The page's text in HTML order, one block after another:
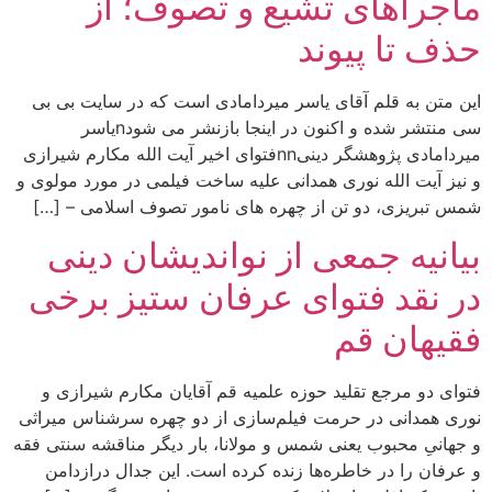
حذف تا پیوند
این متن به قلم آقای یاسر میردامادی است که در سایت بی بی
سی منتشر شده و اکنون در اینجا بازنشر می شودnیاسر
میردامادی پژوهشگر دینیnnفتوای اخیر آیت الله مکارم شیرازی
و نیز آیت الله نوری همدانی علیه ساخت فیلمی در مورد مولوی و
شمس تبریزی، دو تن از چهره های نامور تصوف اسلامی – […]
بیانیه جمعی از نواندیشان دینی
در نقد فتوای عرفان ستیز برخی
فقیهان قم
فتوای دو مرجع تقلید حوزه علمیه قم آقایان مکارم شیرازی و
نوری همدانی در حرمت فیلم‌سازی از دو چهره سرشناس میراثی
و جهانیِ محبوب یعنی شمس و مولانا، بار دیگر مناقشه سنتی فقه
و عرفان را در خاطره‌ها زنده کرده است. این جدال درازدامن